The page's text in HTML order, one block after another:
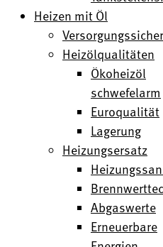
Heizen mit Öl
Heizölqualitäten
Ökoheizöl
schwefelarm
Euroqualität
Lagerung
Heizungsersatz
Abgaswerte
Erneuerbare